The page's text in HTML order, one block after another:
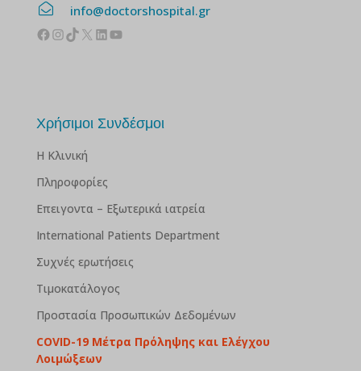
info@doctorshospital.gr
Facebook
Instagram
TikTok
X Linkedin
YouTube
Χρήσιμοι Συνδέσμοι
Η Κλινική
Πληροφορίες
Επειγοντα – Εξωτερικά ιατρεία
International Patients Department
Συχνές ερωτήσεις
Τιμοκατάλογος
Προστασία Προσωπικών Δεδομένων
COVID-19 Μέτρα Πρόληψης και Ελέγχου
Λοιμώξεων